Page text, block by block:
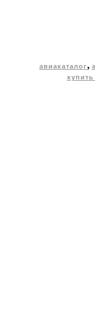
авиакаталог,